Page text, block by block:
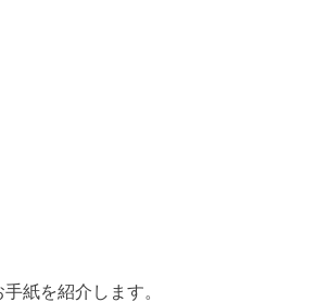
紙を紹介します。